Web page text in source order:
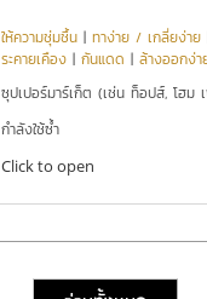
ให้ความชุ่มชื้น |ทาง่าย / เกลี่ยง่าย
ระคายเคือง |กันแดด |ล้างออกง่า
ซุปเปอร์มาร์เก็ต (เช่น ท็อปส์, โฮม
กำลังใช้ซ้ำ
Click to open